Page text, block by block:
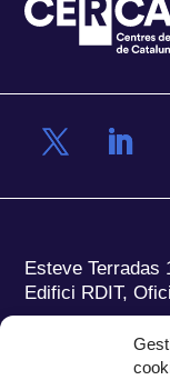
Esteve Terradas
Edifici RDIT,
Parc
del Baix